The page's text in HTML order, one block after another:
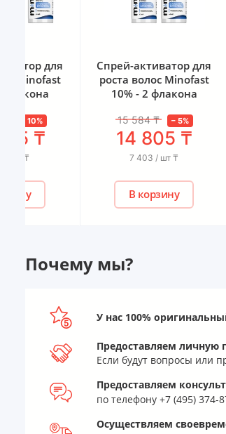
Спрей-активатор для
роста волос Minofast
10% - 2 флакона
–5%
14 805₸
Почему мы?
У нас 100%
Предоставляем личную
Если будут вопросы или
Предоставляем
по телефону +7 (495) 374-
Осуществляем